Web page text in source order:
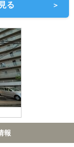
る ＞
報